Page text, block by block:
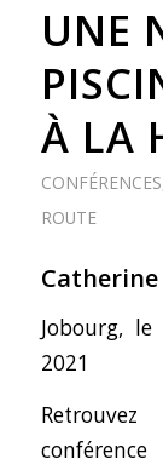
UNE
À LA
CONFÉRENCES
ROUTE
Catherine
Jobourg,
2021